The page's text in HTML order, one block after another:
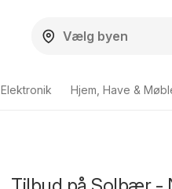
Elektronik Hjem, Have &